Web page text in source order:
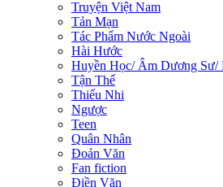
Truyện Việt Nam
Tản Mạn
Tác Phẩm Nước Ngoài
Hài Hước
Huyền Học/ Âm Dương Sư/
Tận Thế
Thiếu Nhi
Ngược
Teen
Quân Nhân
Đoản Văn
Fan fiction
Điền Văn